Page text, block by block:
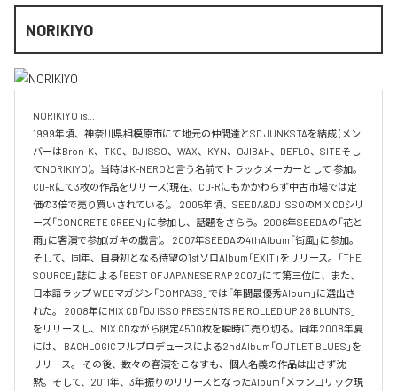
NORIKIYO
NORIKIYO is...
1999年頃、神奈川県相模原市にて地元の仲間達とSD JUNKSTAを結成 (メン
バーはBron-K、TKC、DJ ISSO、WAX、KYN、OJIBAH、DEFLO、SITEそし
てNORIKIYO)。当時はK-NEROと言う名前でトラックメーカーとして 参加。
CD-Rにて3枚の作品をリリース(現在、CD-Rにもかかわらず中古市場では定
価の3倍で売り買いされている)。 2005年頃、SEEDA&DJ ISSOのMIX CDシリ
ーズ「CONCRETE GREEN」に参加し、話題をさらう。2006年SEEDAの「花と
雨」に客演で参加(ガキの戯言)。 2007年SEEDAの4thAlbum「街風」に参加。
そして、同年、自身初となる待望の1stソロAlbum「EXIT」をリリース。「THE
SOURCE」誌に よる「BEST OF JAPANESE RAP 2007」にて第三位に、また、
日本語ラップ WEBマガジン「COMPASS」では「年間最優秀Album」に選出さ
れた。 2008年にMIX CD「DJ ISSO PRESENTS RE ROLLED UP 28 BLUNTS」
をリリースし、MIX CDながら限定4500枚を瞬時に売り切る。同年2008年夏
には、 BACHLOGICフルプロデュースによる2ndAlbum「OUTLET BLUES」を
リリース。 その後、数々の客演をこなすも、個人名義の作品は出さず沈
黙。そして、2011年、3年振りのリリースとなったAlbum「メランコリック現